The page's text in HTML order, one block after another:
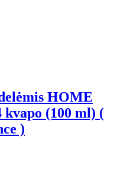
HOME
(100 ml) (
)